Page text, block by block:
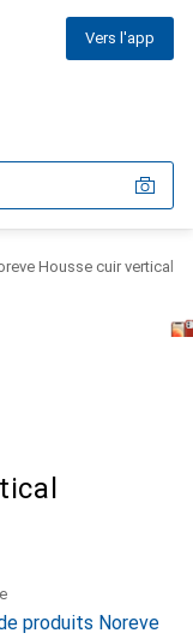
Vers l'app
Housse cuir vertical
produits Noreve